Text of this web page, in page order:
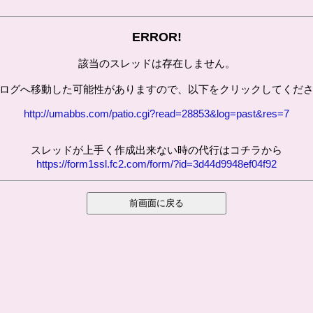
ERROR!
該当のスレッドは存在しません。
グへ移動した可能性がありますので、以下をクリックしてくだ
http://umabbs.com/patio.cgi?read=28853&log=past&res=7
スレッドが上手く作成出来ない時の代行はコチラから
https://form1ssl.fc2.com/form/?id=3d44d9948ef04f92